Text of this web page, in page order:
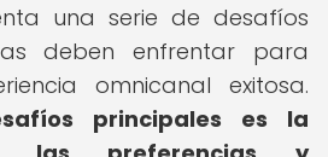
una serie de desafíos
deben enfrentar para
omnicanal exitosa.
principales es la